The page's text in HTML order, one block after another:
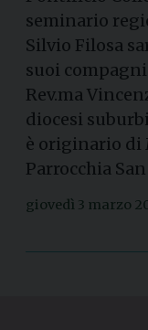
seminario
Silvio Filosa
suoi compagni
Rev.ma
diocesi
è originario di
Parrocchia
giovedì 3 marzo